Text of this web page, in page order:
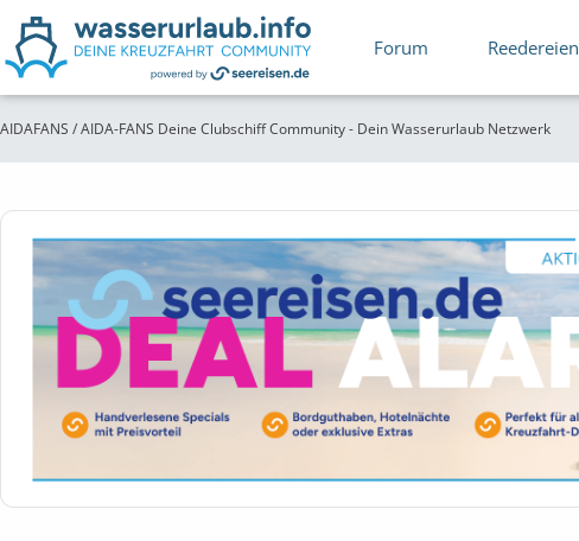
Forum Reedereien
AIDAFANS / AIDA-FANS Deine Clubschiff Community - Dein Wasserurlaub Netzwerk